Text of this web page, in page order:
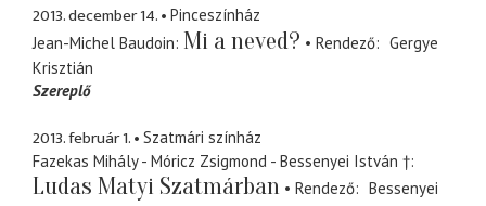
2013. december 14.
Pinceszínház
Jean-Michel Baudoin Mi a neved? Rendező
Gergye
Krisztián
Szereplő
2013. február 1.
Szatmári színház
Fazekas Mihály - Móricz Zsigmond - Bessenyei István †
Ludas Matyi Szatmárban Rendező
Bessenyei